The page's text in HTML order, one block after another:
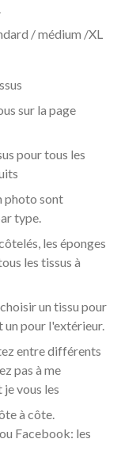
/ médium /XL
sur la page
pour tous les
photo sont
type.
les éponges
les tissus à
un tissu pour
un pour l'extérieur.
entre différents
pas à me
vous les
à côte.
Facebook: les